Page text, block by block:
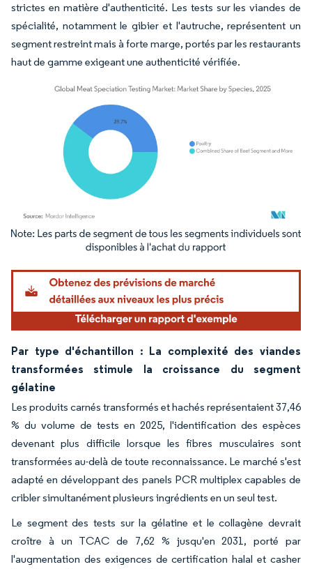
strictes en matière d'authenticité. Les tests sur les viandes de
spécialité, notamment le gibier et l'autruche, représentent un
segment restreint mais à forte marge, portés par les restaurants
haut de gamme exigeant une authenticité vérifiée.
Image © Mordor Intelligence. La réutilisation nécessite une attribution sous CC BY
Par type d'échantillon : La complexité des viandes
transformées stimule la croissance du segment
gélatine
Les produits carnés transformés et hachés représentaient 37,46
% du volume de tests en 2025, l'identification des espèces
devenant plus difficile lorsque les fibres musculaires sont
transformées au-delà de toute reconnaissance. Le marché s'est
adapté en développant des panels PCR multiplex capables de
cribler simultanément plusieurs ingrédients en un seul test.
Le segment des tests sur la gélatine et le collagène devrait
croître à un TCAC de 7,62 % jusqu'en 2031, porté par
l'augmentation des exigences de certification halal et casher